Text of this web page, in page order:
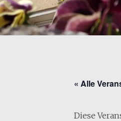
« Alle
Diese